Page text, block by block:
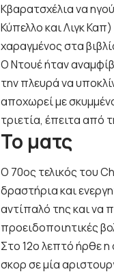
Κβαρατσχέλια να
Κύπελλο και Λιγκ
χαραγμένος στα
Ο Ντουέ ήταν
την πλευρά να
αποχωρεί με
τριετία, έπειτα από
Το ματς
Ο 70ος τελικός του
δραστήρια και
αντίπαλό της και να
προειδοποιητικές
Στο 12ο λεπτό ήρθε
σκορ σε μία